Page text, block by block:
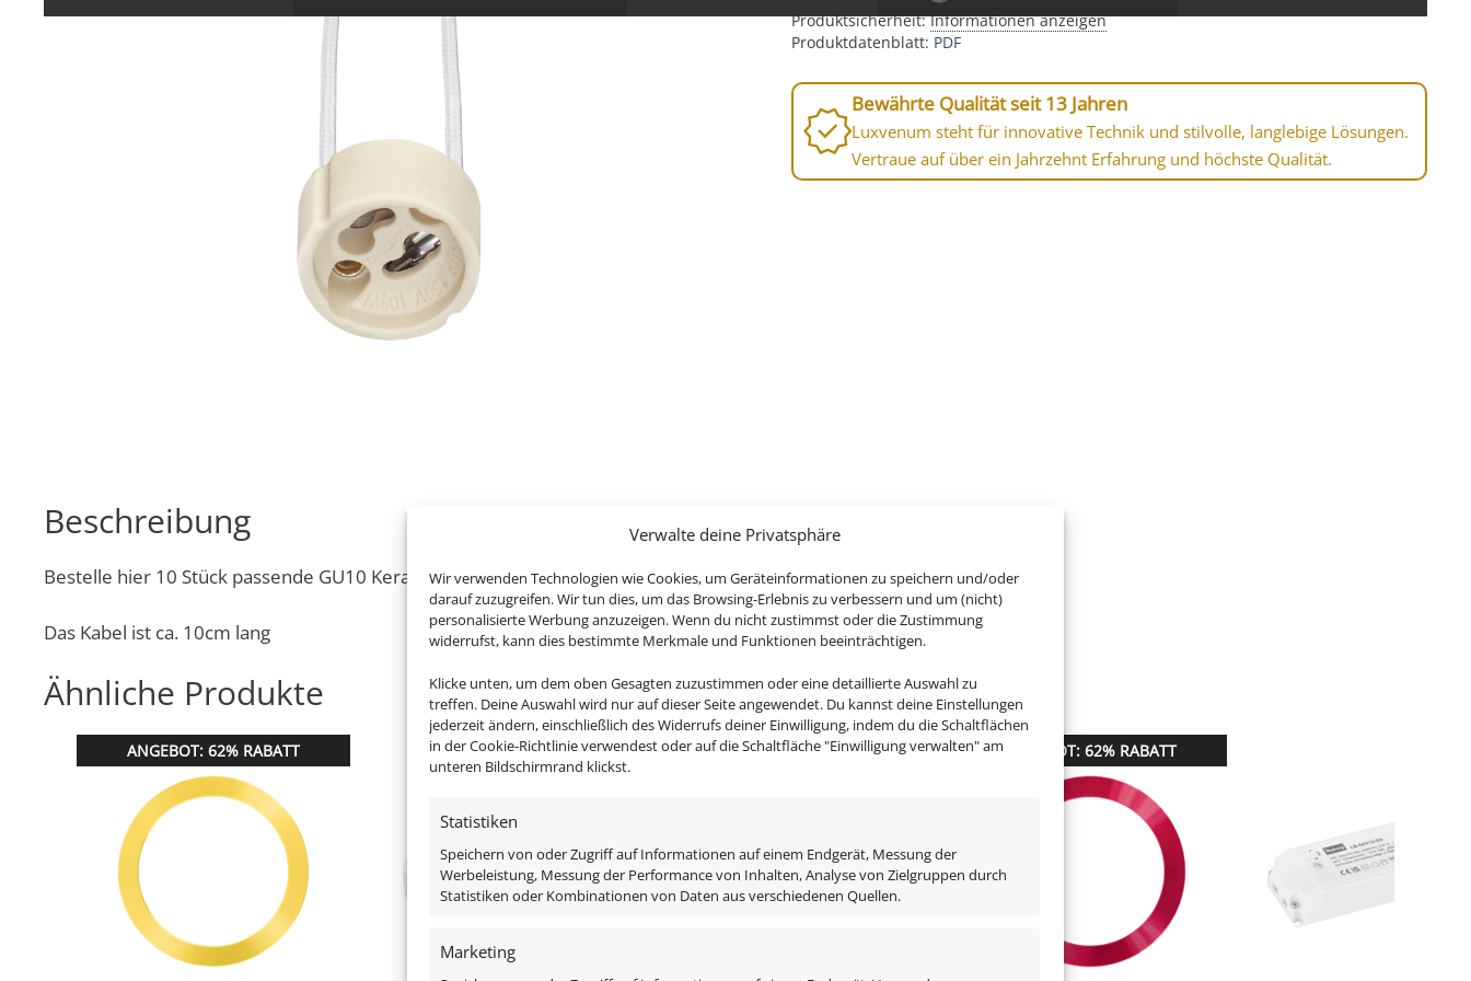
Verwalte deine Privatsphäre
Wir verwenden Technologien wie Cookies, um Geräteinformationen zu speichern und/oder
darauf zuzugreifen. Wir tun dies, um das Browsing-Erlebnis zu verbessern und um (nicht)
personalisierte Werbung anzuzeigen. Wenn du nicht zustimmst oder die Zustimmung
widerrufst, kann dies bestimmte Merkmale und Funktionen beeinträchtigen.
Klicke unten, um dem oben Gesagten zuzustimmen oder eine detaillierte Auswahl zu
treffen. Deine Auswahl wird nur auf dieser Seite angewendet. Du kannst deine Einstellungen
jederzeit ändern, einschließlich des Widerrufs deiner Einwilligung, indem du die Schaltflächen
in der Cookie-Richtlinie verwendest oder auf die Schaltfläche "Einwilligung verwalten" am
unteren Bildschirmrand klickst.
Statistiken
Speichern von oder Zugriff auf Informationen auf einem Endgerät, Messung der
Werbeleistung, Messung der Performance von Inhalten, Analyse von Zielgruppen durch
Statistiken oder Kombinationen von Daten aus verschiedenen Quellen.
Marketing
Produktsicherheit:Informationen anzeigen
Produktdatenblatt: PDF
Bewährte Qualität seit 13 Jahren
Luxvenum steht für innovative Technik und stilvolle, langlebige Lösungen.
Vertraue auf über ein Jahrzehnt Erfahrung und höchste Qualität.
Beschreibung
Bestelle hier 10 Stück passende GU10 Keramik Anschlussstecker für unsere GU10 Leuchtmittel und Leuchten
Das Kabel ist ca. 10cm lang
Ähnliche Produkte
ANGEBOT: 62% RABATT ANGEBOT: 62% RABATT